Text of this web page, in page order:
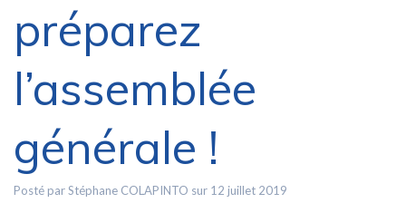
préparez
l’assemblée
générale !
Posté par Stéphane COLAPINTO sur 12 juillet 2019